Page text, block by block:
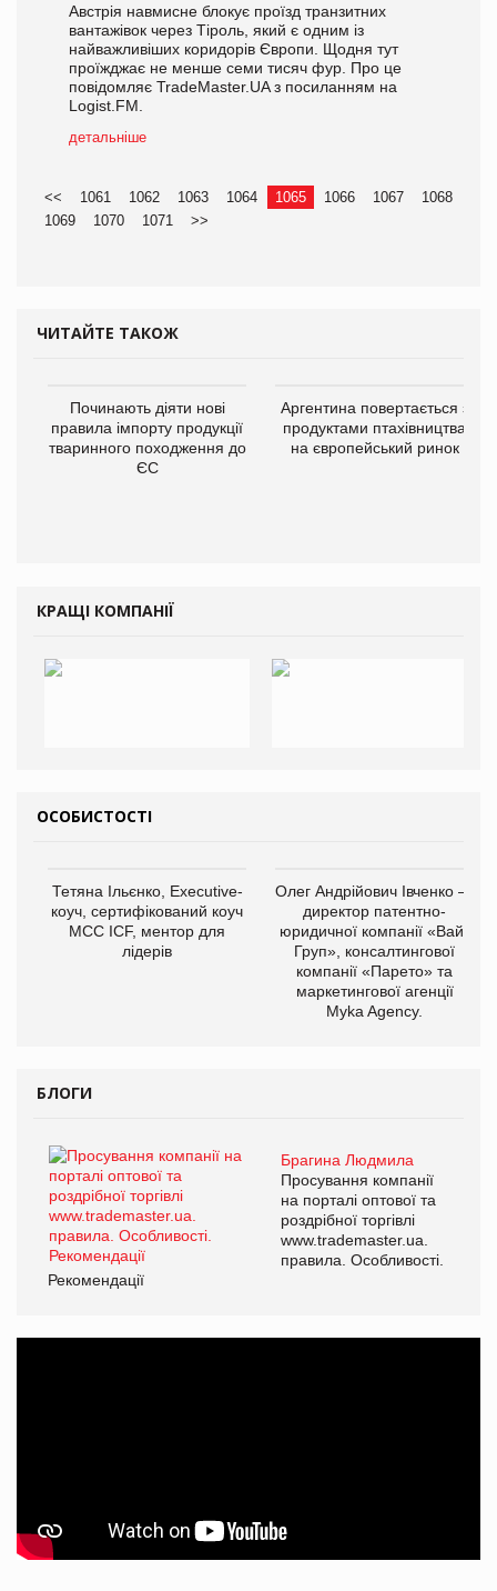
Австрія навмисне блокує проїзд транзитних
вантажівок через Тіроль, який є одним із
найважливіших коридорів Європи. Щодня тут
проїжджає не менше семи тисяч фур. Про це
повідомляє TradeMaster.UA з посиланням на
Logist.FM.
детальніше
<< 1061 1062 1063 1064 1065 1066 1067
1068
1069
1070 1071 >>
ЧИТАЙТЕ ТАКОЖ
Починають діяти нові
правила імпорту продукції
тваринного походження до
ЄС
Аргентина повертається з
продуктами птахівництва
на європейський ринок
КРАЩІ КОМПАНІЇ
ОСОБИСТОСТІ
Тетяна Ільєнко, Executive-
коуч, сертифікований коуч
МСС ICF, ментор для
лідерів
Олег Андрійович Івченко —
директор патентно-
юридичної компанії «Вайз
Груп», консалтингової
компанії «Парето» та
маркетингової агенції
Myka Agency.
БЛОГИ
Брагина Людмила
Просування компанії
на порталі оптової та
роздрібної торгівлі
www.trademaster.ua.
правила. Особливості.
Рекомендації